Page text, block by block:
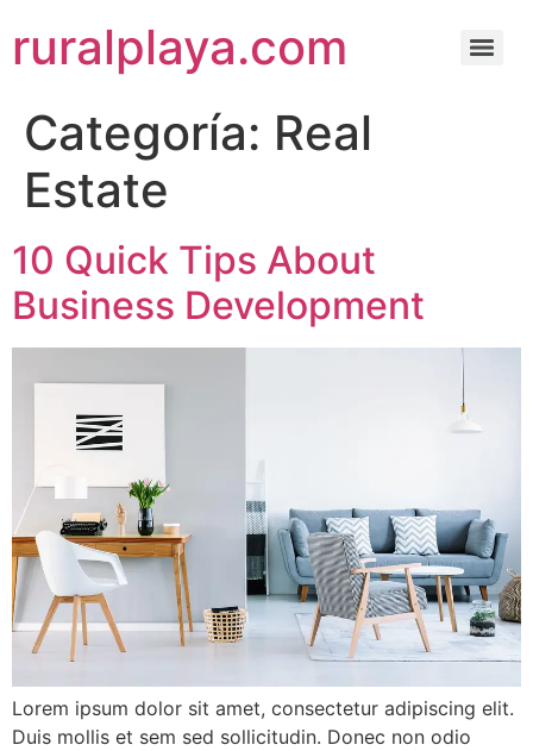
ruralplaya.com
Categoría: Real
Estate
10 Quick Tips About
Business Development
Lorem ipsum dolor sit amet, consectetur adipiscing elit.
Duis mollis et sem sed sollicitudin. Donec non odio